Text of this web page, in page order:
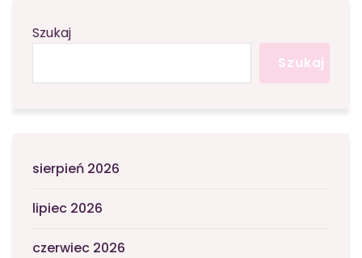
Szukaj
Szukaj
sierpień 2026
lipiec 2026
czerwiec 2026